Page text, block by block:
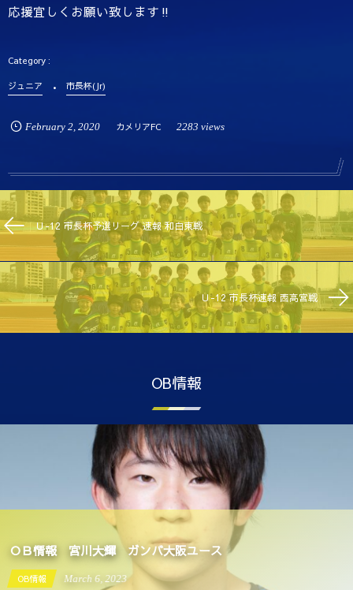
応援宜しくお願い致します‼
ジュニア 市長杯(Jr)
February 2, 2020 カメリアFC 2283 views
Ｕ-12 市長杯予選リーグ 速報 和白東戦
Ｕ-12 市長杯速報 西高宮戦
OB情報
ＯＢ情報 宮川大輝 ガンバ大阪ユース
OB情報 March 6 2023